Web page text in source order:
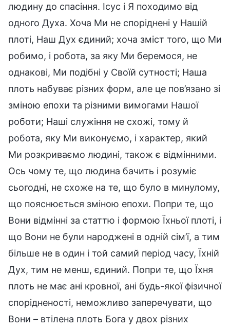
людину до спасіння. Ісус і Я походимо від
одного Духа. Хоча Ми не споріднені у Нашій
плоті, Наш Дух єдиний; хоча зміст того, що Ми
робимо, і робота, за яку Ми беремося, не
однакові, Ми подібні у Своїй сутності; Наша
плоть набуває різних форм, але це пов’язано зі
зміною епохи та різними вимогами Нашої
роботи; Наші служіння не схожі, тому й
робота, яку Ми виконуємо, і характер, який
Ми розкриваємо людині, також є відмінними.
Ось чому те, що людина бачить і розуміє
сьогодні, не схоже на те, що було в минулому,
що пояснюється зміною епохи. Попри те, що
Вони відмінні за статтю і формою Їхньої плоті, і
що Вони не були народжені в одній сім’ї, а тим
більше не в один і той самий період часу, Їхній
Дух, тим не менш, єдиний. Попри те, що Їхня
плоть не має ані кровної, ані будь-якої фізичної
спорідненості, неможливо заперечувати, що
Вони – втілена плоть Бога у двох різних